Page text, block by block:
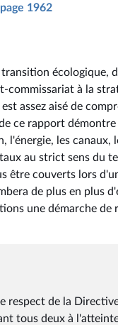
1962
écologique,
à la
est assez aisé de
ce rapport
les canaux,
au strict sens du
être couverts lors
de plus en plus
une démarche
respect de la
tous deux à